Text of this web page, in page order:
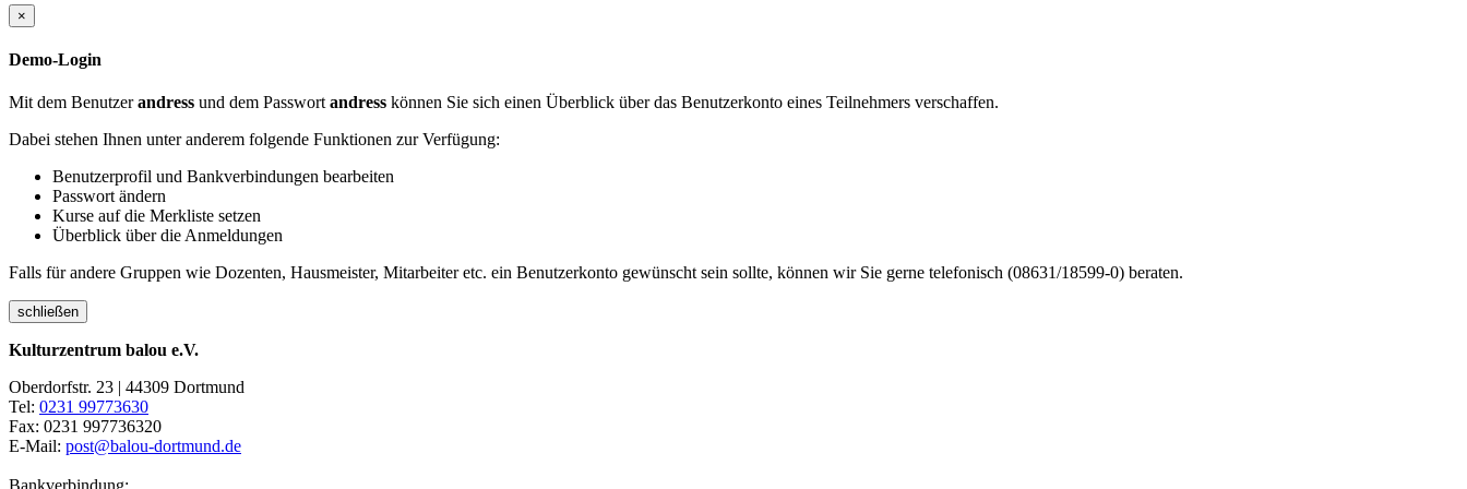
×
Demo-Login
Mit dem Benutzerandress und dem Passwort andress können Sie sich einen Überblick über das Benutzerkonto eines Teilnehmers verschaffen.
Dabei stehen Ihnen unter anderem folgende Funktionen zur Verfügung:
Benutzerprofil und Bankverbindungen bearbeiten
Passwort ändern
Kurse auf die Merkliste setzen
Überblick über die Anmeldungen
Falls für andere Gruppen wie Dozenten, Hausmeister, Mitarbeiter etc. ein Benutzerkonto gewünscht sein sollte, können wir Sie gerne telefonisch (08631/18599-0) beraten.
schließen
Kulturzentrum balou e.V.
Oberdorfstr. 23 | 44309 Dortmund
Tel: 0231 99773630
Fax: 0231 997736320
E-Mail: post@balou-dortmund.de